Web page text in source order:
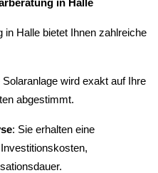
in Halle bietet Ihnen zahlreiche
Solaranlage wird exakt auf Ihre
abgestimmt.
: Sie erhalten eine